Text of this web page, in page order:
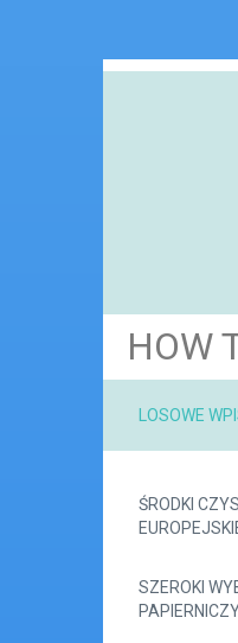
HOW
LOSOWE
ŚRODKI
SZEROKI